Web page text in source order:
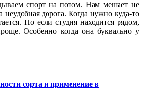
спорт на потом. Нам мешает не
неудобная дорога. Когда нужно куда-то
Но если студия находится рядом,
Особенно когда она буквально у
сорта и применение в